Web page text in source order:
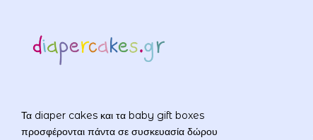
Τα diaper cakes και τα baby gift boxes
προσφέρονται πάντα σε συσκευασία δώρου